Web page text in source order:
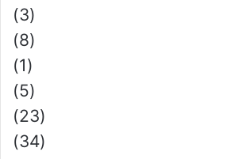
(3)
(8)
(1)
(5)
(23)
(34)